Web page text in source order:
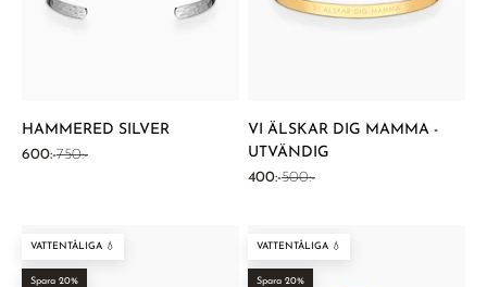
HAMMERED SILVER
REA-pris
600:-Pris
750:-
VI ÄLSKAR DIG MAMMA -
UTVÄNDIG
REA-pris
400:-Pris
500:-
VATTENTÅLIGA 💧
Spara 20%
VATTENTÅLIGA 💧
Spara 20%